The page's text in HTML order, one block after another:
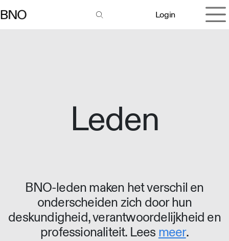
Login
Leden
BNO-leden maken het verschil en
onderscheiden zich door hun
deskundigheid, verantwoordelijkheid en
professionaliteit. Lees meer.